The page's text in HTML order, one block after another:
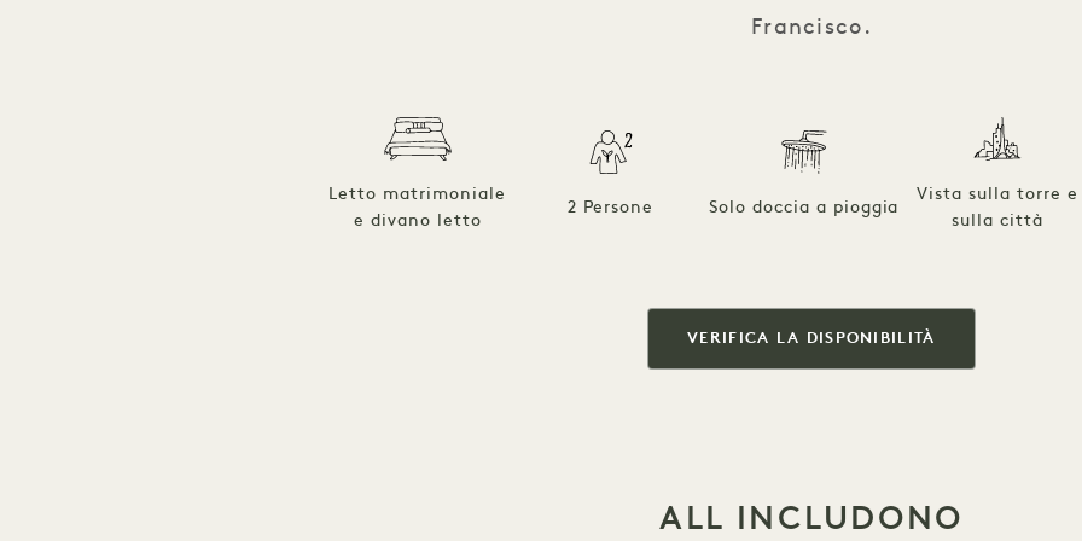
Francisco.
Letto matrimoniale
e divano letto
2 Persone Solo doccia a pioggia
Vista sulla torre e
sulla città
VERIFICA LA DISPONIBILITÀ
ALL INCLUDONO